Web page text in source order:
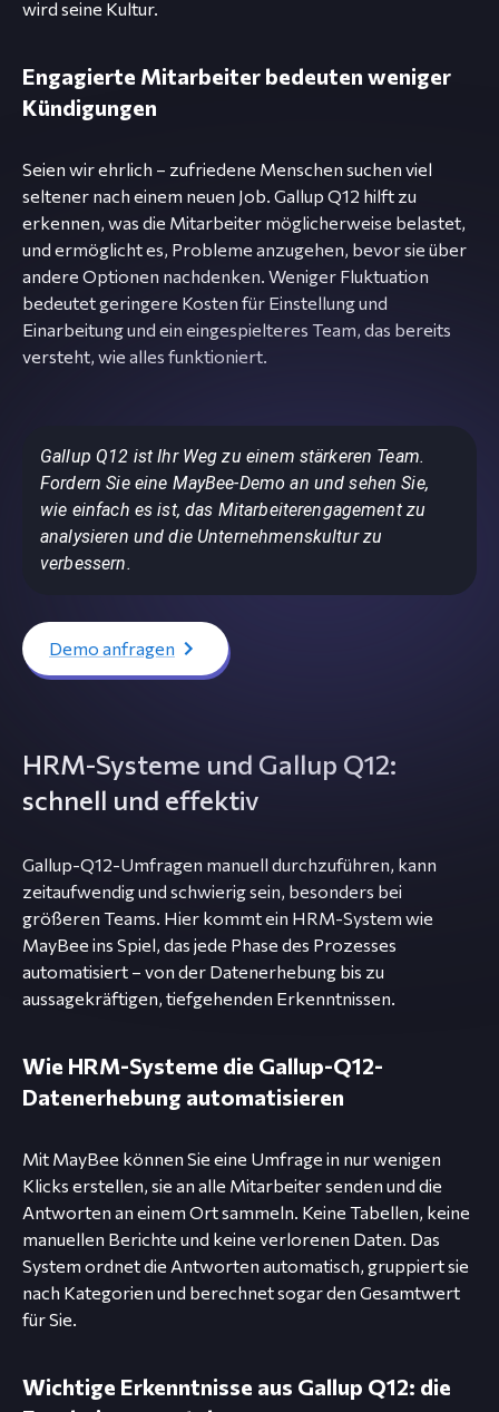
wird seine Kultur.
Engagierte Mitarbeiter bedeuten weniger
Kündigungen
Seien wir ehrlich – zufriedene Menschen suchen viel
seltener nach einem neuen Job. Gallup Q12 hilft zu
erkennen, was die Mitarbeiter möglicherweise belastet,
und ermöglicht es, Probleme anzugehen, bevor sie über
andere Optionen nachdenken. Weniger Fluktuation
bedeutet geringere Kosten für Einstellung und
Einarbeitung und ein eingespielteres Team, das bereits
versteht, wie alles funktioniert.
Gallup Q12 ist Ihr Weg zu einem stärkeren Team.
Fordern Sie eine MayBee-Demo an und sehen Sie,
wie einfach es ist, das Mitarbeiterengagement zu
analysieren und die Unternehmenskultur zu
verbessern.
Demo anfragen
HRM-Systeme und Gallup Q12:
schnell und effektiv
Gallup-Q12-Umfragen manuell durchzuführen, kann
zeitaufwendig und schwierig sein, besonders bei
größeren Teams. Hier kommt ein HRM-System wie
MayBee ins Spiel, das jede Phase des Prozesses
automatisiert – von der Datenerhebung bis zu
aussagekräftigen, tiefgehenden Erkenntnissen.
Wie HRM-Systeme die Gallup-Q12-
Datenerhebung automatisieren
Mit MayBee können Sie eine Umfrage in nur wenigen
Klicks erstellen, sie an alle Mitarbeiter senden und die
Antworten an einem Ort sammeln. Keine Tabellen, keine
manuellen Berichte und keine verlorenen Daten. Das
System ordnet die Antworten automatisch, gruppiert sie
nach Kategorien und berechnet sogar den Gesamtwert
für Sie.
Wichtige Erkenntnisse aus Gallup Q12: die